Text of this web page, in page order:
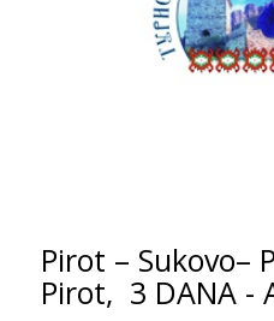
Pirot – Sukovo–
Pirot, 3 DANA -